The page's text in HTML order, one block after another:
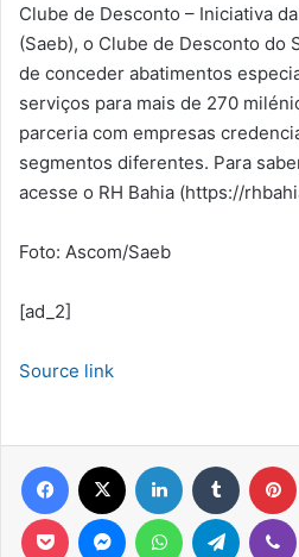
Clube de Desconto – Iniciativa
(Saeb), o Clube de Desconto do
de conceder abatimentos
serviços para mais de 270
parceria com empresas
segmentos diferentes. Para
acesse o RH Bahia (https://
Foto: Ascom/Saeb
[ad_2]
Source link
Facebook Linkedin Tumblr
Pocket MessengerWhatsAppTelegram